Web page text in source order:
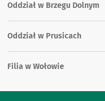
Oddział w Brzegu Dolnym
Oddział w Prusicach
Filia w Wołowie